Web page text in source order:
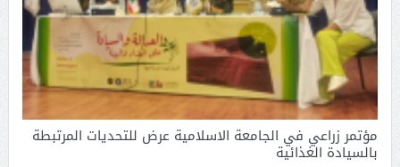
مؤتمر زراعي في الجامعة الاسلامية عرض للتحديات المرتبطة
بالسيادة الغذائية